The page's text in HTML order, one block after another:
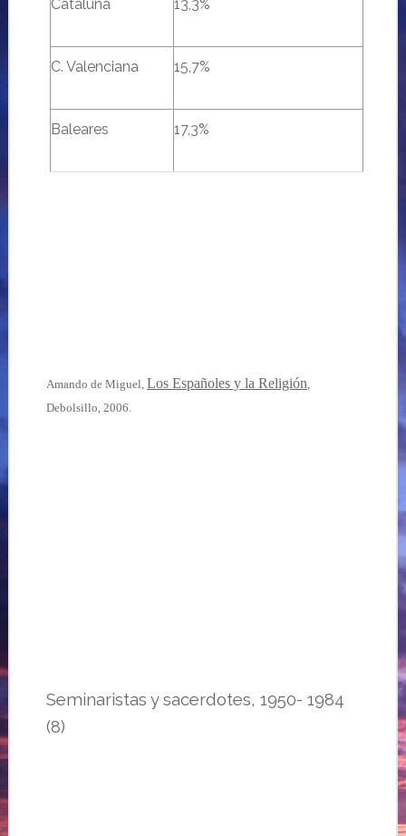
Cataluña 13,3%
C. Valenciana 15,7%
Baleares 17,3%
Amando de Miguel, Los Españoles y la Religión,
Debolsillo, 2006.
Seminaristas y sacerdotes, 1950- 1984
(8)